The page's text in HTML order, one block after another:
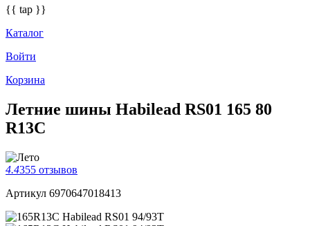
{{ tap }}
Каталог
Войти
Корзина
Летние шины Habilead RS01 165 80
R13C
4.4355 отзывов
Артикул 6970647018413